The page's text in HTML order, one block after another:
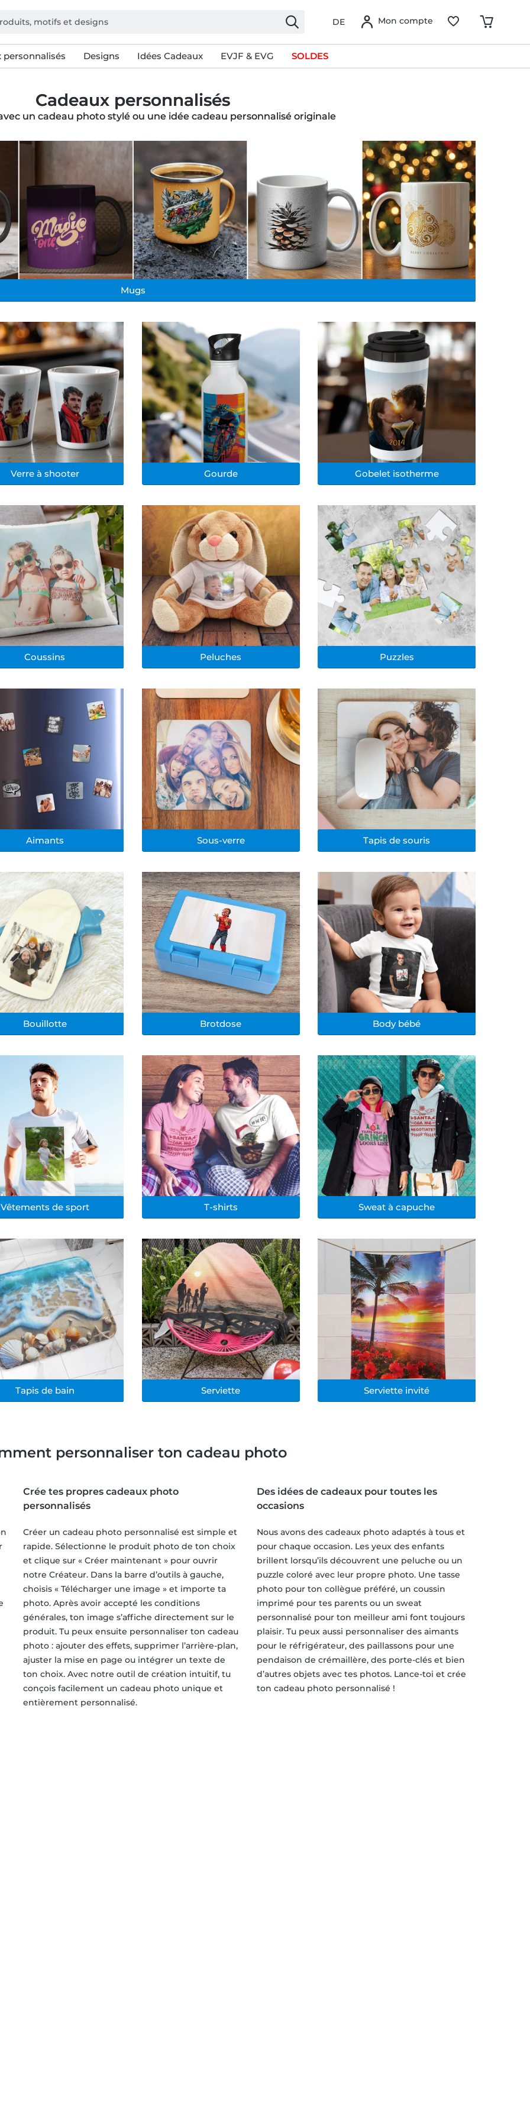
DE Mon compte
personnalisés Designs Idées Cadeaux EVJF & EVG SOLDES
Cadeaux personnalisés
un cadeau photo stylé ou une idée cadeau personnalisé originale
Verre à shooter Gourde Gobelet isotherme
Mugs
Coussins Peluches Puzzles
Aimants
Body bébé
T-shirts Sweat à capuche
Sous-verre Tapis de souris
Bouillotte Brotdose
Vêtements de sport
Tapis de bain Serviette Serviette invité
personnaliser ton cadeau photo
Crée tes propres cadeaux photo
personnalisés
Créer un cadeau photo personnalisé est simple et
rapide. Sélectionne le produit photo de ton choix
et clique sur « Créer maintenant » pour ouvrir
notre Créateur. Dans la barre d’outils à gauche,
choisis « Télécharger une image » et importe ta
photo. Après avoir accepté les conditions
générales, ton image s’affiche directement sur le
produit. Tu peux ensuite personnaliser ton cadeau
photo : ajouter des effets, supprimer l’arrière-plan,
ajuster la mise en page ou intégrer un texte de
ton choix. Avec notre outil de création intuitif, tu
conçois facilement un cadeau photo unique et
entièrement personnalisé.
Des idées de cadeaux pour toutes les
occasions
Nous avons des cadeaux photo adaptés à tous et
pour chaque occasion. Les yeux des enfants
brillent lorsqu’ils découvrent une peluche ou un
puzzle coloré avec leur propre photo. Une tasse
photo pour ton collègue préféré, un coussin
imprimé pour tes parents ou un sweat
personnalisé pour ton meilleur ami font toujours
plaisir. Tu peux aussi personnaliser des aimants
pour le réfrigérateur, des paillassons pour une
pendaison de crémaillère, des porte-clés et bien
d’autres objets avec tes photos. Lance-toi et crée
ton cadeau photo personnalisé !